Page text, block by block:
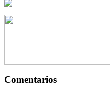
Comentarios